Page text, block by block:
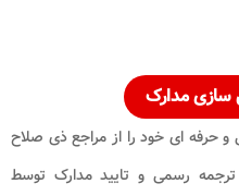
سازی مدارک
و حرفه ای خود را از مراجع ذی صلاح
رسمی و تایید مدارک توسط